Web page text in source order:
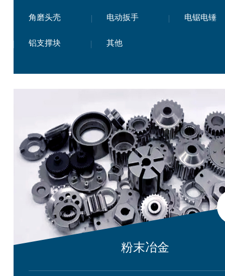
角磨头壳 电动扳手 电锯电锤
铝支撑块 其他
粉末冶金